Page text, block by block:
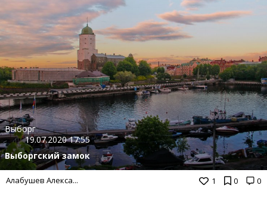
1 0 0
Выборг
19.07.2020 17:55
Выборгский замок
Алабушев Алекса...